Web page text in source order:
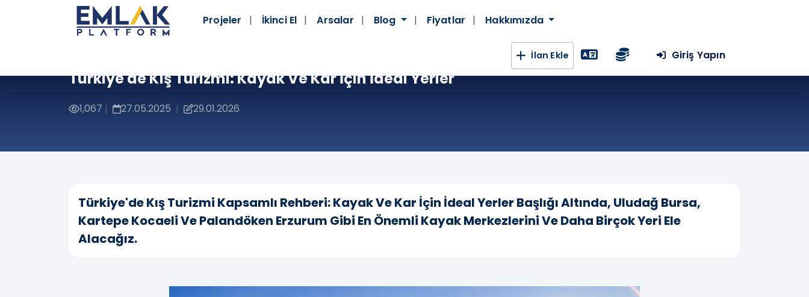
Projeler İkinci El Arsalar Blog Fiyatlar Hakkımızda
İlan Ekle Giriş Yapın
Türkiye'de Kış Turizmi: Kayak Ve Kar İçin İdeal Yerler
1,067 | 27.05.2025 | 29.01.2026
Türkiye'de Kış Turizmi Kapsamlı Rehberi: Kayak Ve Kar İçin İdeal Yerler Başlığı Altında, Uludağ Bursa,
Kartepe Kocaeli Ve Palandöken Erzurum Gibi En Önemli Kayak Merkezlerini Ve Daha Birçok Yeri Ele
Alacağız.